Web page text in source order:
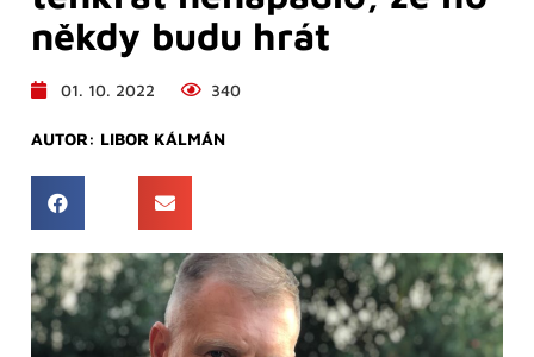
někdy budu hrát
01. 10. 2022 340
AUTOR: LIBOR KÁLMÁN